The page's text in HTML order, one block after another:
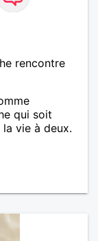
rencontre
qui soit
vie à deux.